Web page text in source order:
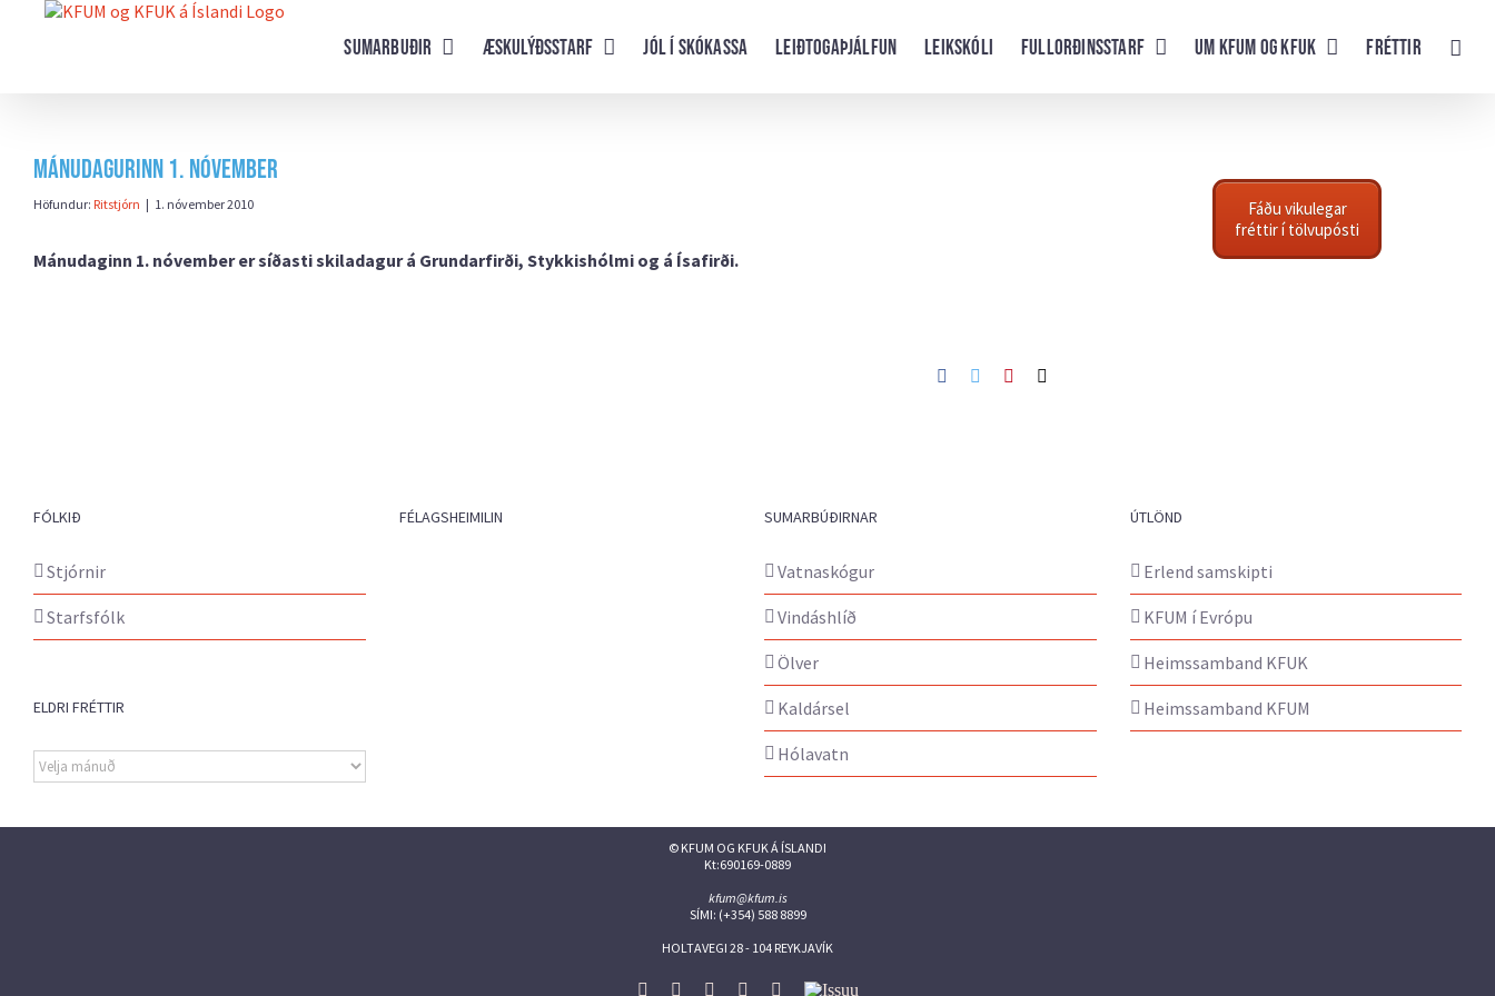
Sumarbuðir Æskulýðsstarf Jól í skókassa Leiðtogaþjálfun Leikskóli Fullorðinsstarf UM KFUM og KFUK Fréttir
Mánudagurinn 1. nóvember
Höfundur: Ritstjórn | 1. nóvember 2010
Mánudaginn 1. nóvember er síðasti skiladagur á Grundarfirði, Stykkishólmi og á Ísafirði.
Facebook
TwitterPinterest
Fáðu vikulegar
fréttir í tölvupósti
FÓLKIÐ
Stjórnir
Starfsfólk
ELDRI FRÉTTIR
Eldri
fréttir
FÉLAGSHEIMILIN SUMARBÚÐIRNAR
Vatnaskógur
Vindáshlíð
Ölver
Kaldársel
Hólavatn
ÚTLÖND
Erlend samskipti
KFUM í Evrópu
Heimssamband KFUK
Heimssamband KFUM
© KFUM OG KFUK Á ÍSLANDI
Kt:690169-0889
kfum@kfum.is
SÍMI: (+354) 588 8899
HOLTAVEGI 28 - 104 REYKJAVÍK
Facebook
TwitterInstagram
Flickr YouTube
Issuu